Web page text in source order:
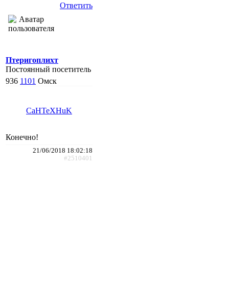
Ответить
Птеригоплихт
Постоянный посетитель
936 1101 Омск
CaHTeXHuK
Конечно!
21/06/2018 18:02:18
#2510401